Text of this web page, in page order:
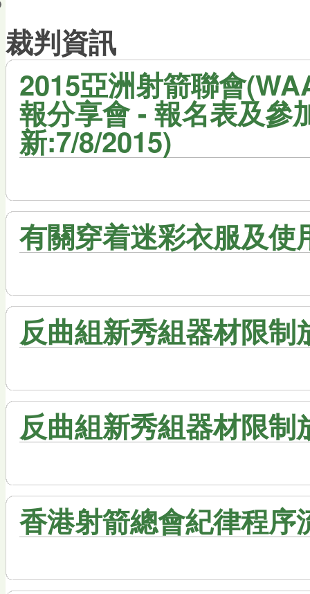
裁判資訊
2015亞洲射箭聯會
報分享會 - 報名表及參
新:7/8/2015)
有關穿着迷彩衣服及使
反曲組新秀組器材限制
反曲組新秀組器材限制
香港射箭總會紀律程序